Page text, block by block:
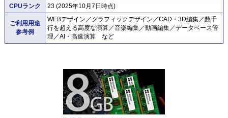
CPUランク 23 (2025年10月7日時点)
ご利用用途
参考例
WEBデザイン／グラフィックデザイン／CAD・3D編集／数千
行を超える高度な演算／音楽編集／動画編集／データベース管
理／AI・高速演算 など